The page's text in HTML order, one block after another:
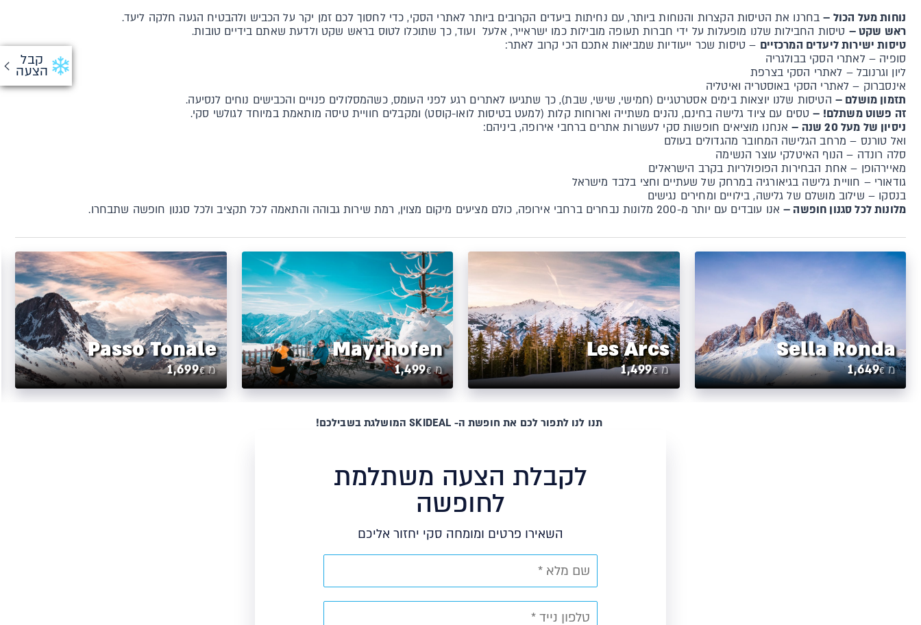
קבל
הצעה
נוחות מעל הכול –בחרנו את הטיסות הקצרות והנוחות ביותר, עם נחיתות ביעדים הקרובים ביותר לאתרי הסקי, כדי לחסוך לכם זמן יקר על הכביש ולהבטיח הגעה חלקה ליעד.
ראש שקט – טיסות החבילות שלנו מופעלות על ידי חברות תעופה מובילות כמו ישראייר, אלעל ועוד, כך שתוכלו לטוס בראש שקט ולדעת שאתם בידיים טובות.
טיסות ישירות ליעדים המרכזיים – טיסות שכר ייעודיות שמביאות אתכם הכי קרוב לאתר:
סופיה – לאתרי הסקי בבולגריה
ליון וגרנובל – לאתרי הסקי בצרפת
אינסברוק – לאתרי הסקי באוסטריה ואיטליה
תזמון מושלם – הטיסות שלנו יוצאות בימים אסטרטגיים (חמישי, שישי, שבת), כך שתגיעו לאתרים רגע לפני העומס, כשהמסלולים פנויים והכבישים נוחים לנסיעה.
זה פשוט משתלם! –טסים עם ציוד גלישה בחינם, נהנים משתייה וארוחות קלות (למעט בטיסות לואו-קוסט) ומקבלים חוויית טיסה מותאמת במיוחד לגולשי סקי.
ניסיון של מעל 20 שנה –
אנחנו מוציאים חופשות סקי לעשרות אתרים ברחבי אירופה, ביניהם:
ואל טורנס – מרחב הגלישה המחובר מהגדולים בעולם
סלה רונדה – הנוף האיטלקי עוצר הנשימה
מאיירהופן – אחת הבחירות הפופולריות בקרב הישראלים
גודאורי – חוויית גלישה בגיאורגיה במרחק של שעתיים וחצי בלבד מישראל
בנסקו – שילוב מושלם של גלישה, בילויים ומחירים נגישים
מלונות לכל סגנון חופשה –אנו עובדים עם יותר מ-200 מלונות נבחרים ברחבי אירופה, כולם מציעים מיקום מצוין, רמת שירות גבוהה והתאמה לכל תקציב ולכל סגנון חופשה שתבחרו.
Sella Ronda
מ 1,649€
Les Arcs
מ 1,499€
Mayrhofen
מ 1,499€
Passo Tonale
מ 1,699€
תנו לנו לתפור לכם את חופשת ה- SKIDEAL המושלגת בשבילכם!
לקבלת הצעה משתלמת
לחופשה
השאירו פרטים ומומחה סקי יחזור אליכם